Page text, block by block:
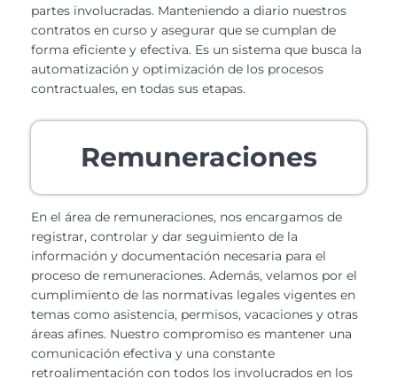
partes involucradas. Manteniendo a diario nuestros
contratos en curso y asegurar que se cumplan de
forma eficiente y efectiva. Es un sistema que busca la
automatización y optimización de los procesos
contractuales, en todas sus etapas.
Remuneraciones
En el área de remuneraciones, nos encargamos de
registrar, controlar y dar seguimiento de la
información y documentación necesaria para el
proceso de remuneraciones. Además, velamos por el
cumplimiento de las normativas legales vigentes en
temas como asistencia, permisos, vacaciones y otras
áreas afines. Nuestro compromiso es mantener una
comunicación efectiva y una constante
retroalimentación con todos los involucrados en los